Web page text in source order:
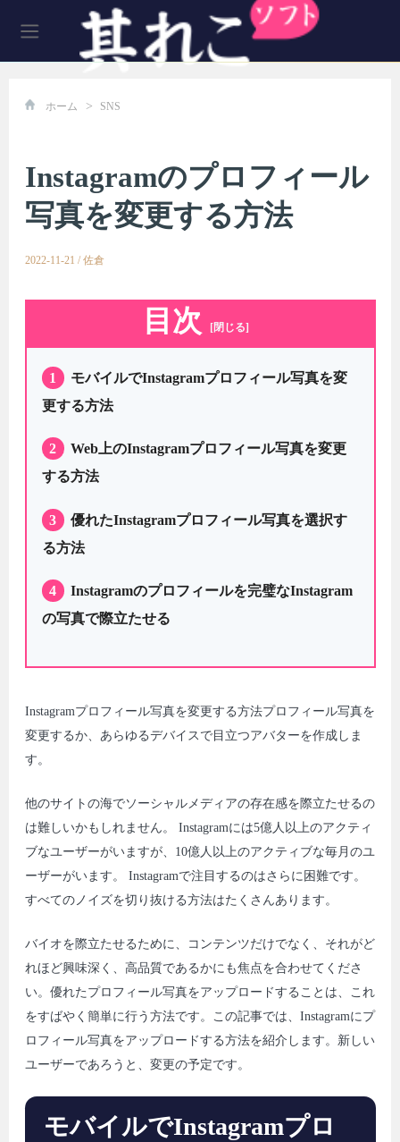
ホーム > SNS
Instagramのプロフィール
写真を変更する方法
2022-11-21 / 佐倉
目次 [閉じる]
1
モバイルでInstagramプロフィール写真を変
更する方法
2
Web上のInstagramプロフィール写真を変更
する方法
3
優れたInstagramプロフィール写真を選択す
る方法
4
Instagramのプロフィールを完璧なInstagram
の写真で際立たせる
Instagramプロフィール写真を変更する方法プロフィール写真を
変更するか、あらゆるデバイスで目立つアバターを作成しま
す。
他のサイトの海でソーシャルメディアの存在感を際立たせるの
は難しいかもしれません。 Instagramには5億人以上のアクティ
ブなユーザーがいますが、10億人以上のアクティブな毎月のユ
ーザーがいます。 Instagramで注目するのはさらに困難です。
すべてのノイズを切り抜ける方法はたくさんあります。
バイオを際立たせるために、コンテンツだけでなく、それがど
れほど興味深く、高品質であるかにも焦点を合わせてくださ
い。優れたプロフィール写真をアップロードすることは、これ
をすばやく簡単に行う方法です。この記事では、Instagramにプ
ロフィール写真をアップロードする方法を紹介します。新しい
ユーザーであろうと、変更の予定です。
モバイルでInstagramプロ